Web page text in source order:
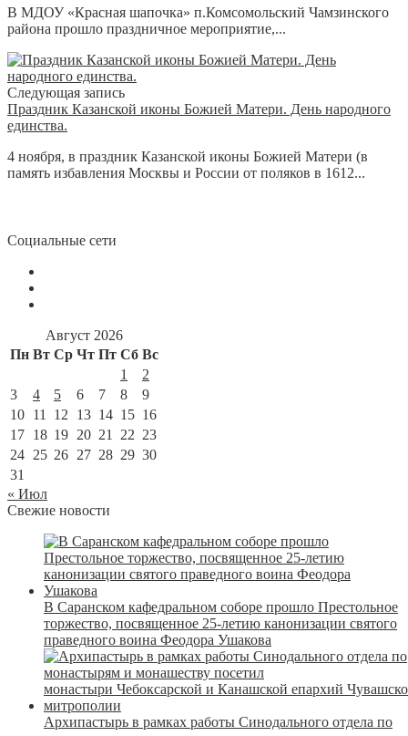
В МДОУ «Красная шапочка» п.Комсомольский Чамзинского
района прошло праздничное мероприятие,...
Следующая запись
Праздник Казанской иконы Божией Матери. День народного
единства.
4 ноября, в праздник Казанской иконы Божией Матери (в
память избавления Москвы и России от поляков в 1612...
Социальные сети
Август 2026
Пн Вт Ср Чт Пт Сб Вс
1
2
3
4 5 6 7 8
9
10 11 12 13 14 15 16
17 18 19 20 21 22 23
24 25 26 27 28 29 30
31
« Июл
Свежие новости
В Саранском кафедральном соборе прошло Престольное
торжество, посвященное 25-летию канонизации святого
праведного воина Феодора Ушакова
Архипастырь в рамках работы Синодального отдела по